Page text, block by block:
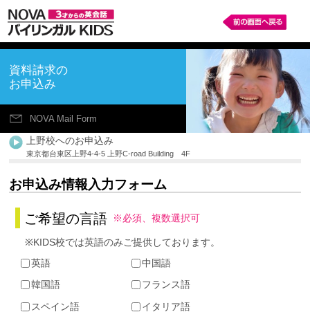
資料請求の
お申込み
NOVA Mail Form
上野校へのお申込み
東京都台東区上野4-4-5 上野C-road Building 4F
お申込み情報入力フォーム
ご希望の言語 ※必須、複数選択可
※KIDS校では英語のみご提供しております。
英語
中国語
韓国語
フランス語
スペイン語
イタリア語